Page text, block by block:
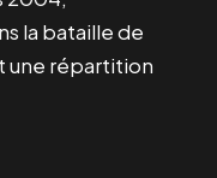
la bataille de
une répartition